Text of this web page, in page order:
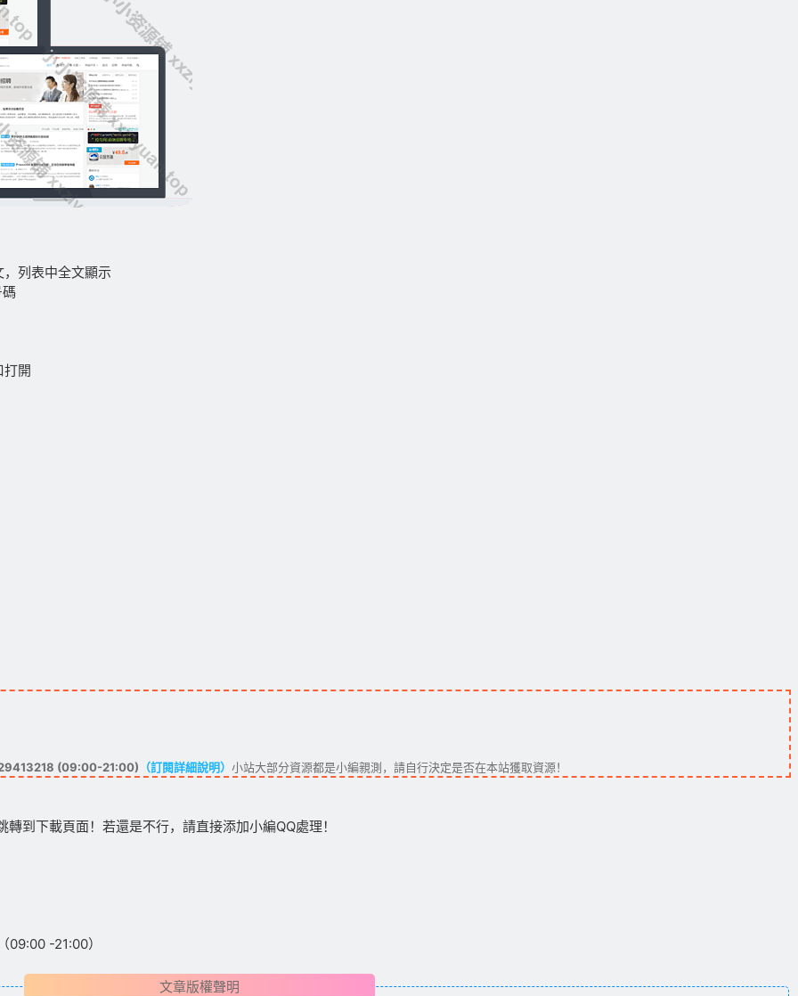
列表中全文顯示
打開
(09:00-21:00) （訂閱詳細說明） 小站大部分資源都是小編親測，請自行決定是否在本站獲取資源！
到下載頁面！若還是不行，請直接添加小編QQ處理！
09:00 -21:00）
文章版權聲明